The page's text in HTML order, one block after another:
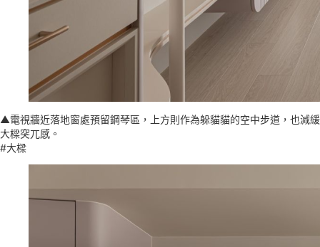
▲電視牆近落地窗處預留鋼琴區，上方則作為躲貓貓的空中步道，也減緩
大樑突兀感。
#大樑